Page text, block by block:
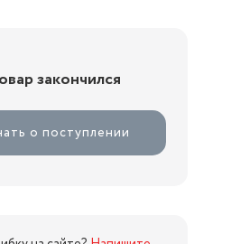
закончился
о поступлении